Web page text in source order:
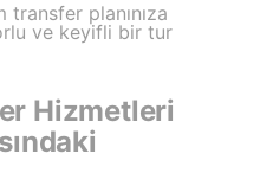
transfer planınıza
ve keyifli bir tur
Hizmetleri